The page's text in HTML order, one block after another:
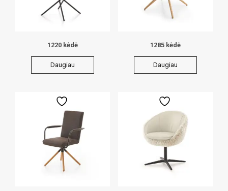
1220 kėdė
Daugiau
1285 kėdė
Daugiau